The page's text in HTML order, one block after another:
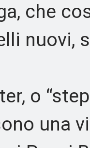
che
nuovi,
o
una